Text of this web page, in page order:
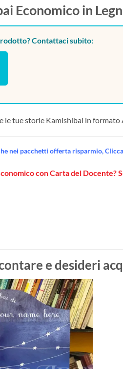
Economico in
Contattaci subito:
le tue storie Kamishibai in
nei pacchetti offerta risparmio,
con Carta del Docente?
e desideri